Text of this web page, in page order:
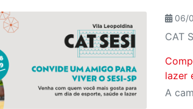
06/
CAT
lazer